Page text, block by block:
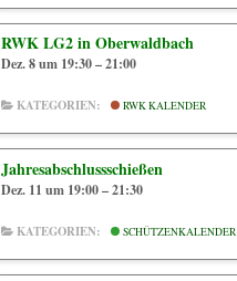
RWK LG2 in Oberwaldbach
Dez. 8 um 19:30 – 21:00
KATEGORIEN: RWK KALENDER
Jahresabschlussschießen
Dez. 11 um 19:00 – 21:30
KATEGORIEN: SCHÜTZENKALENDER